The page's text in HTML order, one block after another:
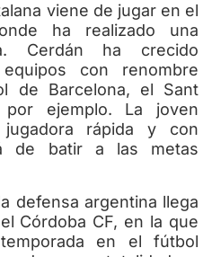
viene de jugar en el
ha realizado una
Cerdán ha crecido
con renombre
de Barcelona, el Sant
ejemplo. La joven
rápida y con
de batir a las metas
argentina llega
Córdoba CF, en la que
en el fútbol